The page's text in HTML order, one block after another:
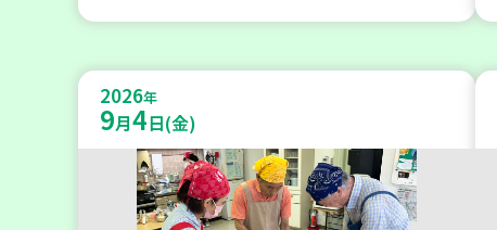
2026年
9月4日(金)